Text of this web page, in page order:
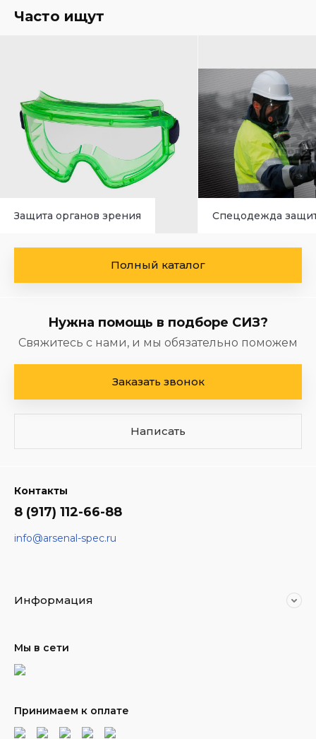
Часто ищут
Защита органов зрения Спецодежда
Полный каталог
Нужна помощь в подборе СИЗ?
Свяжитесь с нами, и мы обязательно поможем
Заказать звонок
Написать
Контакты
8 (917) 112-66-88
info@arsenal-spec.ru
Информация
Мы в сети
Принимаем к оплате